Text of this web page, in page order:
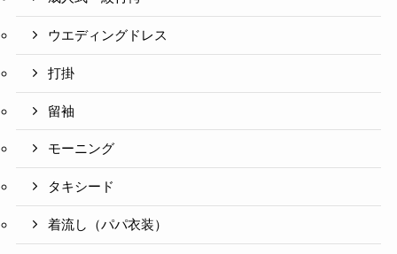
ウエディングドレス
打掛
留袖
モーニング
タキシード
着流し（パパ衣装）